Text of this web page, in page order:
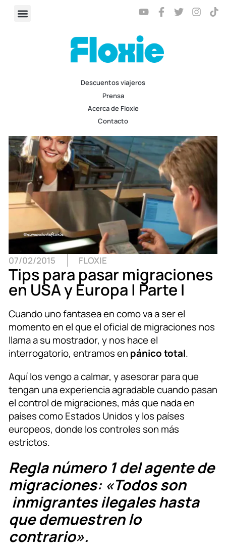
Descuentos viajeros
Prensa
Acerca de Floxie
Contacto
07/02/2015 FLOXIE
Tips para pasar migraciones
en USA y Europa | Parte I
Cuando uno fantasea en como va a ser el
momento en el que el oficial de migraciones nos
llama a su mostrador, y nos hace el
interrogatorio, entramos en pánico total.
Aquí los vengo a calmar, y asesorar para que
tengan una experiencia agradable cuando pasan
el control de migraciones, más que nada en
países como Estados Unidos y los países
europeos, donde los controles son más
estrictos.
Regla número 1 del agente de
migraciones: «Todos son
inmigrantes ilegales hasta
que demuestren lo
contrario».